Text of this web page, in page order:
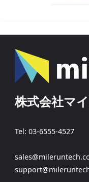
株式会社マ
Tel: 03-6555-4527